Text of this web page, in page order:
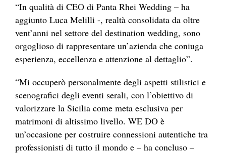
“In qualità di CEO di Panta Rhei Wedding – ha
aggiunto Luca Melilli -, realtà consolidata da oltre
vent’anni nel settore del destination wedding, sono
orgoglioso di rappresentare un’azienda che coniuga
esperienza, eccellenza e attenzione al dettaglio”.
“Mi occuperò personalmente degli aspetti stilistici e
scenografici degli eventi serali, con l’obiettivo di
valorizzare la Sicilia come meta esclusiva per
matrimoni di altissimo livello. WE DO è
un’occasione per costruire connessioni autentiche tra
professionisti di tutto il mondo e – ha concluso –